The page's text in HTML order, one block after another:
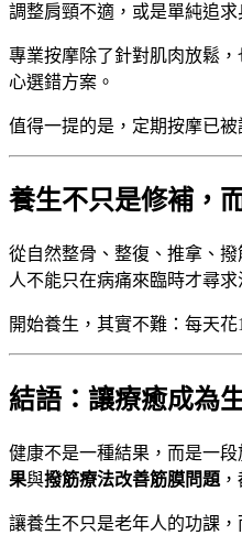
調整肩頸不適，或是單純追
專業按摩除了針對肌肉放鬆
心選錯方案。
值得一提的是，定期按摩已
養生不只是修補，
從自然整骨、整復、推拿、
人不能只在病痛來臨時才尋
開始養生，其實不難：每天
結語：讓療癒成為
健康不是一種結果，而是一
果與撥筋療法改善筋膜問題
讓養生不只是老年人的功課